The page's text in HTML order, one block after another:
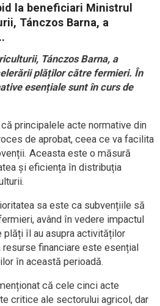
la beneficiari Ministrul
Tánczos Barna, a
Tánczos Barna, a
plăților către fermieri. În
esențiale sunt în curs de
principalele acte normative din
de aprobat, ceea ce va facilita
Aceasta este o măsură
și eficiența în distribuția
sa este ca subvențiile să
având în vedere impactul
îl au asupra activităților
financiare este esențial
în această perioadă.
că cele cinci acte
critice ale sectorului agricol, dar